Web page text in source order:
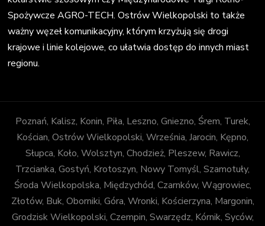
Spożywcze AGRO-TECH. Ostrów Wielkopolski to także
ważny węzeł komunikacyjny, którym krzyżują się drogi
krajowe i linie kolejowe, co ułatwia dostęp do innych miast
regionu.
Poznań, Kalisz, Konin, Piła, Leszno, Gniezno, Śrem, Turek,
Kościan, Ostrów Wielkopolski, Września, Jarocin, Kępno,
Słupca, Koło, Wolsztyn, Chodzież, Pleszew, Rawicz,
Trzcianka, Gostyń, Krotoszyn, Nowy Tomyśl, Szamotuły,
Środa Wielkopolska, Międzychód, Czarnków, Wągrowiec,
Złotów, Buk, Oborniki, Góra, Wronki, Kościerzyna, Margonin,
Grodzisk Wielkopolski, Czempin, Swarzędz, Kórnik, Syców,